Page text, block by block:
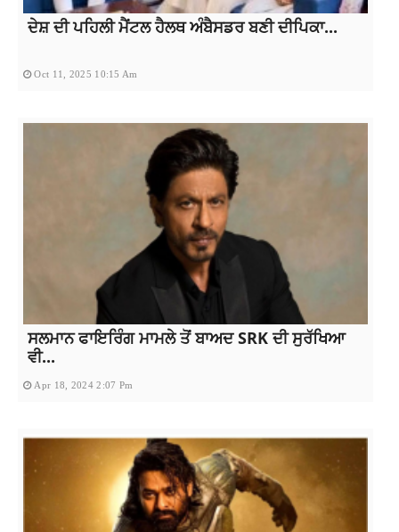
ਦੇਸ਼ ਦੀ ਪਹਿਲੀ ਮੈਂਟਲ ਹੈਲਥ ਅੰਬੈਸਡਰ ਬਣੀ ਦੀਪਿਕਾ...
Oct 11, 2025 10:15 Am
ਸਲਮਾਨ ਫਾਇਰਿੰਗ ਮਾਮਲੇ ਤੋਂ ਬਾਅਦ SRK ਦੀ ਸੁਰੱਖਿਆ
ਵੀ...
Apr 18, 2024 2:07 Pm